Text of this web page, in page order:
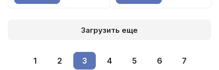
Загрузить еще
1 2 3 4 5 6 7